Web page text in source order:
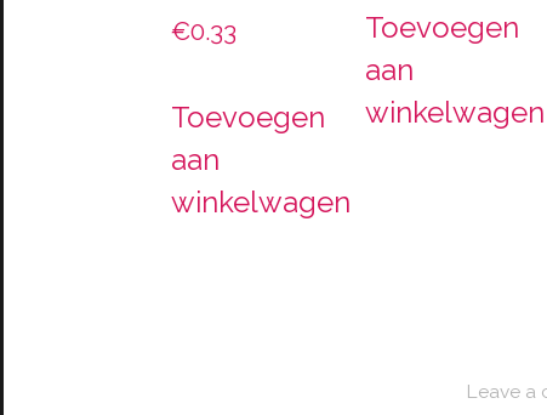
€0.33
Toevoegen
aan
winkelwagen
Toevoegen
aan
winkelwagen
Leave a